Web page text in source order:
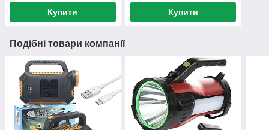
Купити Купити
Подібні товари компанії